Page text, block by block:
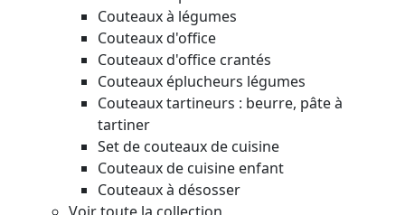
Couteaux à légumes
Couteaux d'office
Couteaux d'office crantés
Couteaux éplucheurs légumes
Couteaux tartineurs : beurre, pâte à
tartiner
Set de couteaux de cuisine
Couteaux de cuisine enfant
Couteaux à désosser